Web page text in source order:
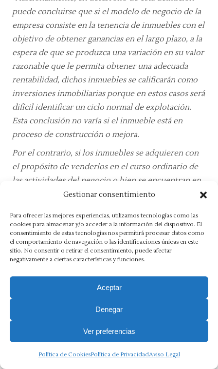
Gestionar consentimiento
Para ofrecer las mejores experiencias, utilizamos tecnologías como las
cookies para almacenar y/o acceder a la información del dispositivo. El
consentimiento de estas tecnologías nos permitirá procesar datos como
el comportamiento de navegación o las identificaciones únicas en este
sitio. No consentir o retirar el consentimiento, puede afectar
negativamente a ciertas características y funciones.
Aceptar
Denegar
Ver preferencias
Política de CookiesPolítica de PrivacidadAviso Legal
puede concluirse que si el modelo de negocio de la
empresa consiste en la tenencia de inmuebles con el
objetivo de obtener ganancias en el largo plazo, a la
espera de que se produzca una variación en su valor
razonable que le permita obtener una adecuada
rentabilidad, dichos inmuebles se calificarán como
inversiones inmobiliarias porque en estos casos será
difícil identificar un ciclo normal de explotación.
Esta conclusión no varía si el inmueble está en
proceso de construcción o mejora.
Por el contrario, si los inmuebles se adquieren con
el propósito de venderlos en el curso ordinario de
las actividades del negocio o bien se encuentran en
proceso de construcción o desarrollo con vistas a
exclusivamente para su enajenación en el corto
plazo o para concluir su desarrollo inmobiliario y
proceder a su venta, estos activos se calificarán
como existencias».
abonadas a los agentes de la propiedad
inmobiliaria a través de los cuales una compañía
arrienda locales, en régimen de arrendamiento
operativo, por un período de 10 años.